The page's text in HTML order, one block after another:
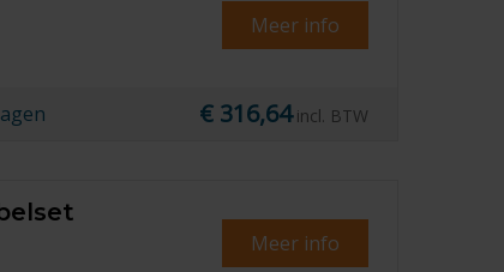
Meer info
€ 316,64 incl. BTW
Meer info